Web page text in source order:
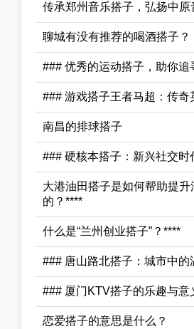
传承郑州音乐搭子，弘扬中原
聊城有没有推荐的喝酒搭子？
### 优秀的运动搭子，助你追
### 游戏搭子王者马超：传奇
南昌的排球搭子
### 硬核本搭子：新兴社交时
大港油田搭子是如何帮助提
的？****
什么是“兰州创业搭子”？****
### 唐山路北搭子：城市中的
### 厦门KTV搭子的乐趣与意
恋爱搭子的意思是什么？